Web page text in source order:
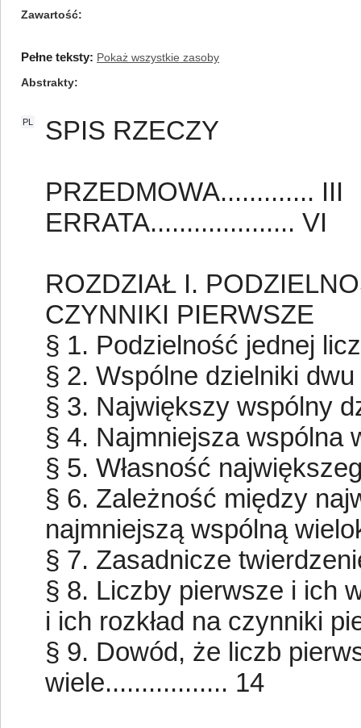
Zawartość
Pełne teksty: Pokaż wszystkie zasoby
Abstrakty
PL SPIS RZECZY
PRZEDMOWA............. III
ERRATA.................... VI
ROZDZIAŁ I.
CZYNNIKI PIERWSZE
§ 1. Podzielność jednej
§ 2. Wspólne dzielniki
§ 3. Największy wspólny
§ 4. Najmniejsza wspólna
§ 5. Własność
§ 6. Zależność między
najmniejszą wspólną
§ 7. Zasadnicze
§ 8. Liczby pierwsze i ich
i ich rozkład na czynniki
§ 9. Dowód, że liczb
wiele................. 14